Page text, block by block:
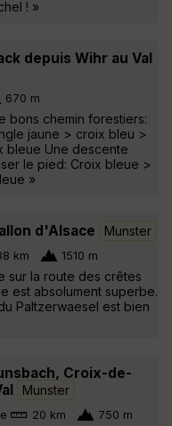
! »
depuis Wihr au Val
670 m
bons chemin forestiers:
jaune > croix bleu >
bleue Une descente
le pied: Croix bleue >
»
d'Alsace Munster
km 1510 m
sur la route des crêtes
est absolument superbe.
Paltzerwaesel est bien
Croix-de-
Munster
20 km 750 m